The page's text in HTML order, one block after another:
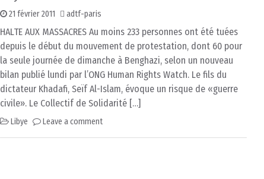
21 février 2011 adtf-paris
HALTE AUX MASSACRES Au moins 233 personnes ont été tuées
depuis le début du mouvement de protestation, dont 60 pour
la seule journée de dimanche à Benghazi, selon un nouveau
bilan publié lundi par l’ONG Human Rights Watch. Le fils du
dictateur Khadafi, Seïf Al-Islam, évoque un risque de «guerre
civile». Le Collectif de Solidarité […]
Libye Leave a comment